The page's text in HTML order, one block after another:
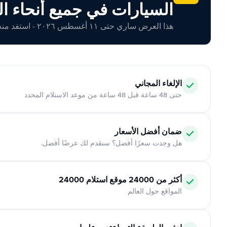
السيارات في جميع أنحاء
هذا العرض ساري حتى ١١ أغسطس ٢٠٢٦ - استفد منه اليوم!
الإلغاء المجاني
حتى 48 ساعة قبل 48 ساعة من موعد الاستلام المحدد
ضمان أفضل الأسعار
هل وجدت سعرًا أفضل؟ سنقدم لك عرضًا أفضل.
أكثر من 24000 موقع استلام 24000
المواقع حول العالم